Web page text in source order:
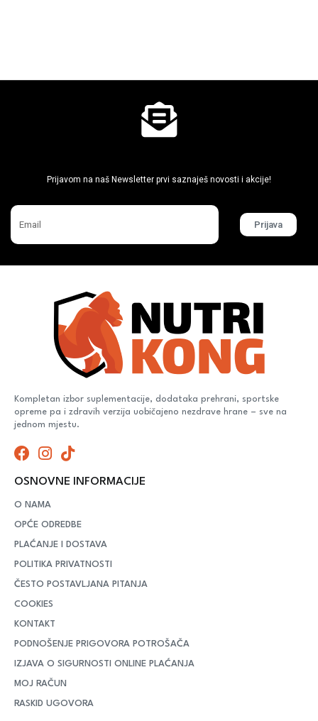
Prijavom na naš Newsletter prvi saznaješ novosti i akcije!
Prijava
Kompletan izbor suplementacije, dodataka prehrani, sportske
opreme pa i zdravih verzija uobičajeno nezdrave hrane – sve na
jednom mjestu.
OSNOVNE INFORMACIJE
O NAMA
OPĆE ODREDBE
PLAĆANJE I DOSTAVA
POLITIKA PRIVATNOSTI
ČESTO POSTAVLJANA PITANJA
COOKIES
KONTAKT
PODNOŠENJE PRIGOVORA POTROŠAČA
IZJAVA O SIGURNOSTI ONLINE PLAĆANJA
MOJ RAČUN
RASKID UGOVORA